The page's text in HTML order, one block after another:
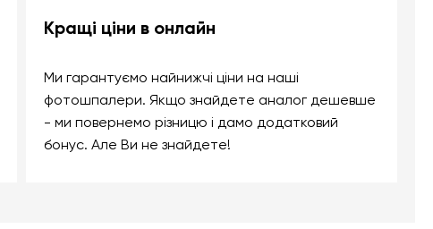
Кращі ціни в онлайн
Ми гарантуємо найнижчі ціни на наші
фотошпалери. Якщо знайдете аналог дешевше
- ми повернемо різницю і дамо додатковий
бонус. Але Ви не знайдете!